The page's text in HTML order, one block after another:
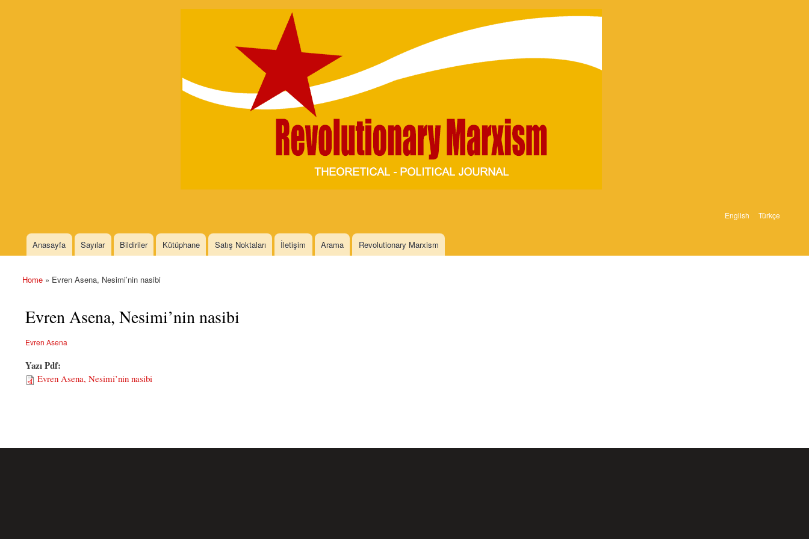
Skip to
English Türkçe
Main menu
Anasayfa Sayılar Bildiriler Kütüphane Satış Noktaları İletişim Arama Revolutionary Marxism
You are here
Home » Evren Asena, Nesimi’nin nasibi
Evren Asena, Nesimi’nin nasibi
Evren Asena
Yazı Pdf:
Evren Asena, Nesimi’nin nasibi